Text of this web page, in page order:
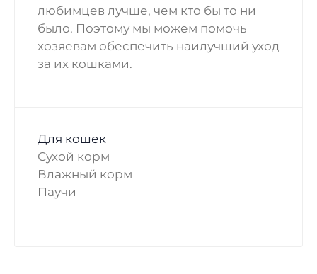
любимцев лучше, чем кто бы то ни
было. Поэтому мы можем помочь
хозяевам обеспечить наилучший уход
за их кошками.
Для кошек
Сухой корм
Влажный корм
Паучи